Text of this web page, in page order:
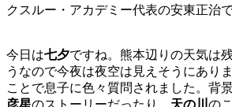
クスルー・アカデミー代表の安東正治で
今日は七夕ですね。熊本辺りの天気は
うなので今夜は夜空は見えそうにあり
ことで息子に色々質問されました。背
彦星のストーリーだったり、 天の川 の